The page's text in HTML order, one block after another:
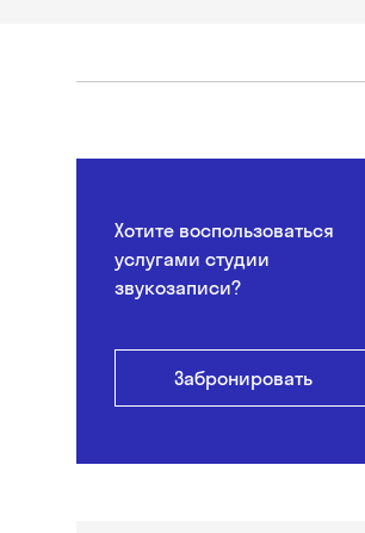
Хотите воспользоваться
услугами студии
звукозаписи?
Забронировать